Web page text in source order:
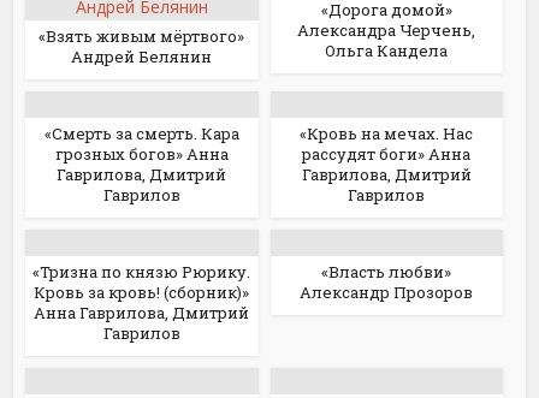
«Взять живым мёртвого»
Андрей Белянин
«Дорога домой»
Александра Черчень,
Ольга Кандела
«Смерть за смерть. Кара
грозных богов» Анна
Гаврилова, Дмитрий
Гаврилов
«Кровь на мечах. Нас
рассудят боги» Анна
Гаврилова, Дмитрий
Гаврилов
«Тризна по князю Рюрику.
Кровь за кровь! (сборник)»
Анна Гаврилова, Дмитрий
Гаврилов
«Власть любви»
Александр Прозоров